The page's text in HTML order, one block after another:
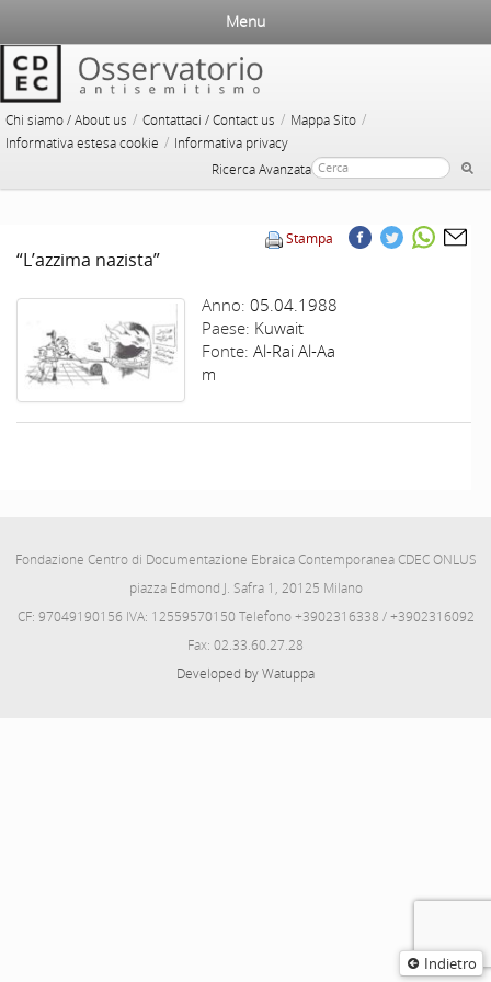
Chi siamo / About us / Contattaci / Contact us / Mappa Sito /
Informativa estesa cookie / Informativa privacy
Ricerca Avanzata
Menu
Indietro
Stampa
“L’azzima nazista”
Anno: 05.04.1988
Paese: Kuwait
Fonte: Al-Rai Al-Aa
m
Fondazione Centro di Documentazione Ebraica Contemporanea CDEC ONLUS
piazza Edmond J. Safra 1, 20125 Milano
CF: 97049190156 IVA: 12559570150 Telefono +3902316338 / +3902316092
Fax: 02.33.60.27.28
Developed by Watuppa